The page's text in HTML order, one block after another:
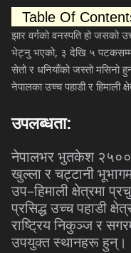
Table Of
झार वर्गको वनस्पति हो जसको
भेट्नु भएको, ३ देखि ५
सेतो र धनियाँको जस्तो मसिनो
नेपालका उच्च पहाडी र हिमाली
उपलब्धता:
नेपालभरभुतकेश २५००
खुल्लारचट्टानी
उप–हिमालीक्षेत्रमा
प्रसिद्धउच्चपहाडी
राष्ट्रियनिकुञ्जर
उपयुक्तस्थानहरूहुन्।